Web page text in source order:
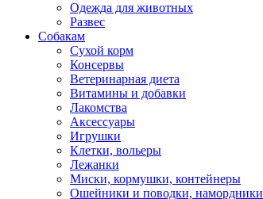
Одежда для животных
Развес
Собакам
Сухой корм
Консервы
Ветеринарная диета
Витамины и добавки
Лакомства
Аксессуары
Игрушки
Клетки, вольеры
Лежанки
Миски, кормушки, контейнеры
Ошейники и поводки, намордники